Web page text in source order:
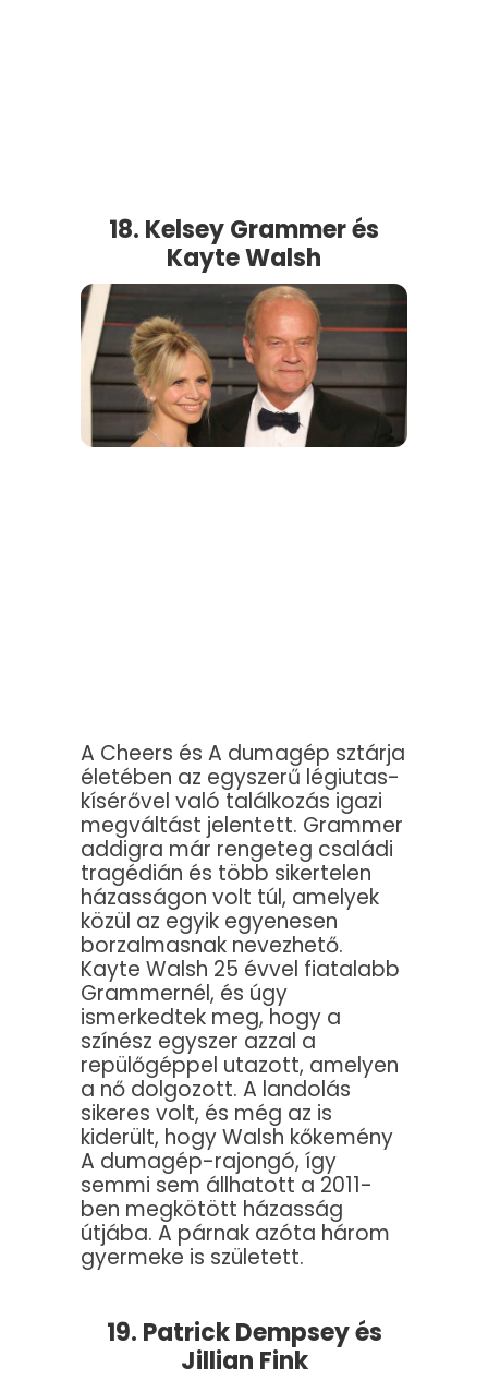
18. Kelsey Grammer és
Kayte Walsh
A Cheers és A dumagép sztárja
életében az egyszerű légiutas-
kísérővel való találkozás igazi
megváltást jelentett. Grammer
addigra már rengeteg családi
tragédián és több sikertelen
házasságon volt túl, amelyek
közül az egyik egyenesen
borzalmasnak nevezhető.
Kayte Walsh 25 évvel fiatalabb
Grammernél, és úgy
ismerkedtek meg, hogy a
színész egyszer azzal a
repülőgéppel utazott, amelyen
a nő dolgozott. A landolás
sikeres volt, és még az is
kiderült, hogy Walsh kőkemény
A dumagép-rajongó, így
semmi sem állhatott a 2011-
ben megkötött házasság
útjába. A párnak azóta három
gyermeke is született.
19. Patrick Dempsey és
Jillian Fink